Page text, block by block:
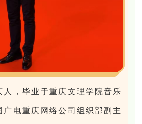
人，毕业于重庆文理学院音乐
广电重庆网络公司组织部副主